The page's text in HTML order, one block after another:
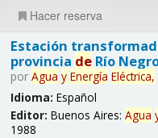
Hacer reserva
Estación
provincia deRío
por Agua y Energía Eléctrica,
Idioma: Español
Editor: Buenos Aires: Agua
1988